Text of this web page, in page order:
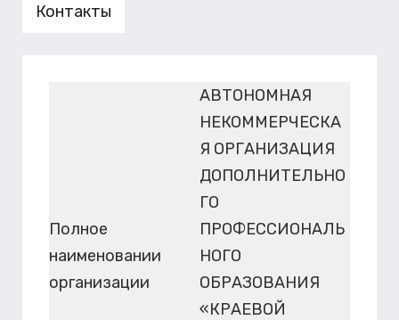
Контакты
Полное
наименовании
организации
АВТОНОМНАЯ
НЕКОММЕРЧЕСКА
Я ОРГАНИЗАЦИЯ
ДОПОЛНИТЕЛЬНО
ГО
ПРОФЕССИОНАЛЬ
НОГО
ОБРАЗОВАНИЯ
«КРАЕВОЙ